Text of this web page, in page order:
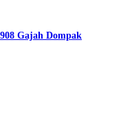
Gajah Dompak